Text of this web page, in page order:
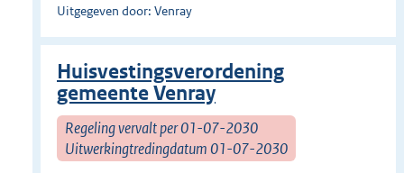
Uitgegeven door: Venray
Huisvestingsverordening
gemeente Venray
Regeling vervalt per 01-07-2030
Uitwerkingtredingdatum 01-07-2030